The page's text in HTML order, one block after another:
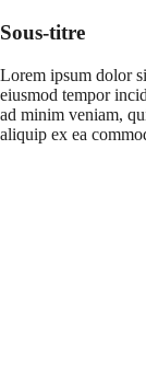
Sous-titre
Lorem ipsum dolor
eiusmod tempor
ad minim veniam,
aliquip ex ea